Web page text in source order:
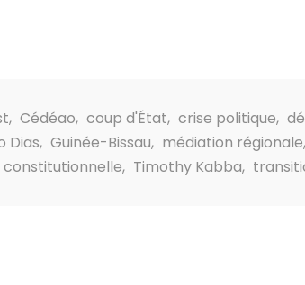
, Cédéao, coup d'État, crise politique,
Dias, Guinée-Bissau, médiation régionale,
constitutionnelle, Timothy Kabba,